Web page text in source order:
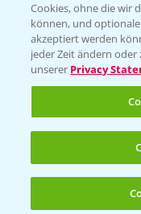
Allgemeine
Impressum
© Bayer CropScience
Cookies, ohne die wir
können, und
akzeptiert werden
jeder Zeit ändern
unserer Privacy